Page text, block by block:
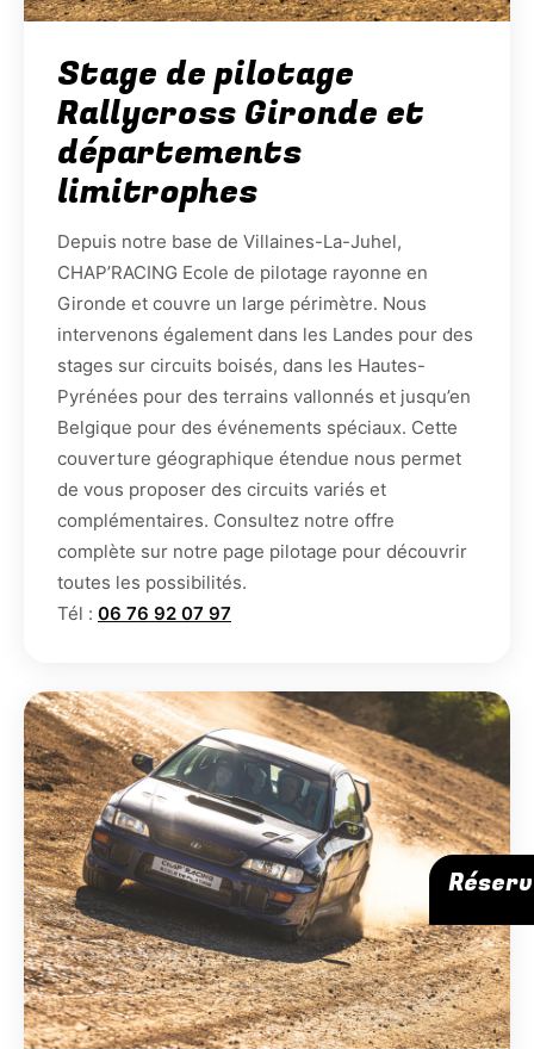
Stage de pilotage
Rallycross Gironde et
départements
limitrophes
Depuis notre base de Villaines-La-Juhel,
CHAP’RACING Ecole de pilotage rayonne en
Gironde et couvre un large périmètre. Nous
intervenons également dans les Landes pour des
stages sur circuits boisés, dans les Hautes-
Pyrénées pour des terrains vallonnés et jusqu’en
Belgique pour des événements spéciaux. Cette
couverture géographique étendue nous permet
de vous proposer des circuits variés et
complémentaires. Consultez notre offre
complète sur notre page pilotage pour découvrir
toutes les possibilités.
Tél : 06 76 92 07 97